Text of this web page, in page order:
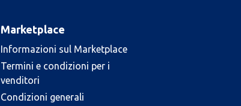
Marketplace
Informazioni sul Marketplace
Termini e condizioni per i
venditori
Condizioni generali